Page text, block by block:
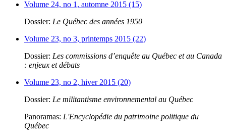
Volume 24, no 1, automne 2015 (15)
Dossier: Le Québec des années 1950
Volume 23, no 3, printemps 2015 (22)
Dossier: Les commissions d’enquête au Québec et au Canada
: enjeux et débats
Volume 23, no 2, hiver 2015 (20)
Dossier: Le militantisme environnemental au Québec
Panoramas: L'Encyclopédie du patrimoine politique du
Québec